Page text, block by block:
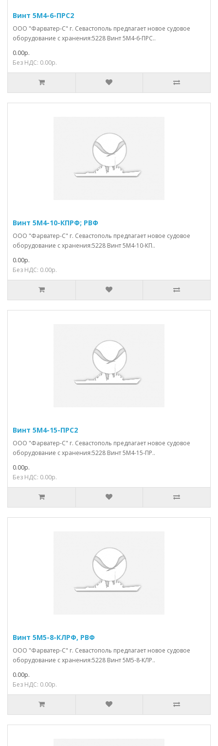
Винт 5М4-6-ПРС2
ООО "Фарватер-С" г. Севастополь предлагает новое судовое
оборудование с хранения:5228 Винт 5М4-6-ПРС..
0.00р.
Без НДС: 0.00р.
Винт 5М4-10-КПРФ; РВФ
ООО "Фарватер-С" г. Севастополь предлагает новое судовое
оборудование с хранения:5228 Винт 5М4-10-КП..
0.00р.
Без НДС: 0.00р.
Винт 5М4-15-ПРС2
ООО "Фарватер-С" г. Севастополь предлагает новое судовое
оборудование с хранения:5228 Винт 5М4-15-ПР..
0.00р.
Без НДС: 0.00р.
Винт 5М5-8-КЛРФ, РВФ
ООО "Фарватер-С" г. Севастополь предлагает новое судовое
оборудование с хранения:5228 Винт 5М5-8-КЛР..
0.00р.
Без НДС: 0.00р.